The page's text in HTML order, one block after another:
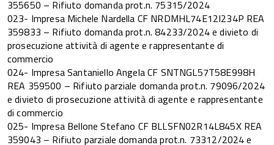
355650 – Rifiuto domanda prot.n. 75315/2024
023- Impresa Michele Nardella CF NRDMHL74E12I234P REA
359833 – Rifiuto domanda prot.n. 84233/2024 e divieto di
prosecuzione attività di agente e rappresentante di
commercio
024- Impresa Santaniello Angela CF SNTNGL57T58E998H
REA 359500 – Rifiuto parziale domanda prot.n. 79096/2024
e divieto di prosecuzione attività di agente e rappresentante
di commercio
025- Impresa Bellone Stefano CF BLLSFN02R14L845X REA
359043 – Rifiuto parziale domanda prot.n. 73312/2024 e